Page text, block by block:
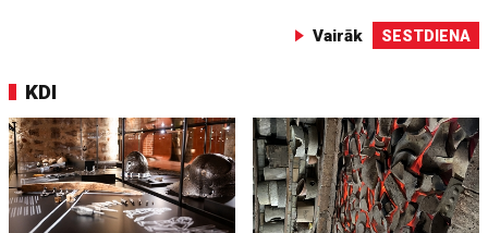
Vairāk SESTDIENA
KDI